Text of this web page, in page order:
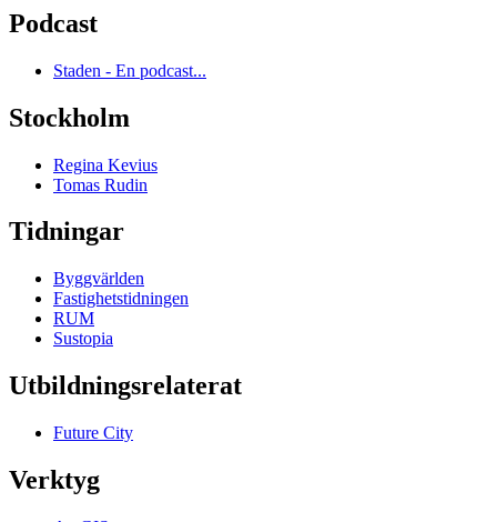
Podcast
Staden - En podcast...
Stockholm
Regina Kevius
Tomas Rudin
Tidningar
Byggvärlden
Fastighetstidningen
RUM
Sustopia
Utbildningsrelaterat
Future City
Verktyg